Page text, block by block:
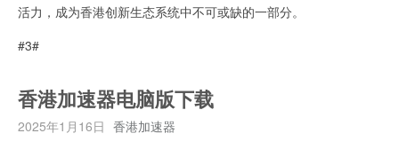
活力，成为香港创新生态系统中不可或缺的一部分。
#3#
香港加速器电脑版下载
2025年1月16日 香港加速器